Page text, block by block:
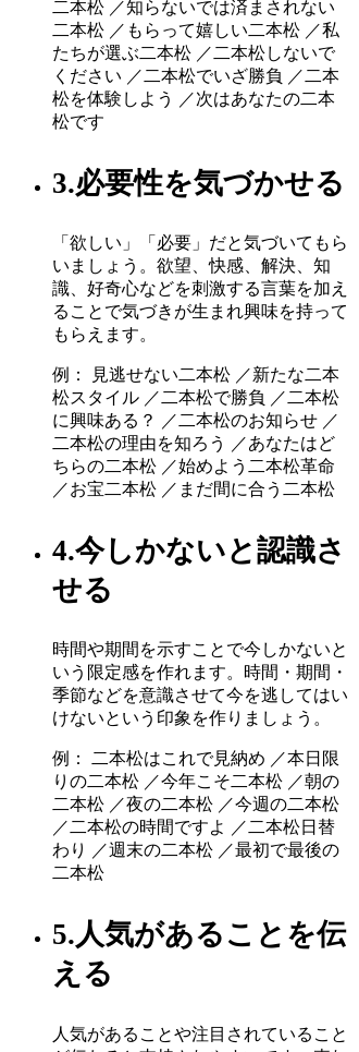
二本松 ／知らないでは済まされない
二本松 ／もらって嬉しい二本松 ／私
たちが選ぶ二本松 ／二本松しないで
ください ／二本松でいざ勝負 ／二本
松を体験しよう ／次はあなたの二本
松です
3.必要性を気づかせる
「欲しい」「必要」だと気づいてもら
いましょう。欲望、快感、解決、知
識、好奇心などを刺激する言葉を加え
ることで気づきが生まれ興味を持って
もらえます。
例： 見逃せない二本松 ／新たな二本
松スタイル ／二本松で勝負 ／二本松
に興味ある？ ／二本松のお知らせ ／
二本松の理由を知ろう ／あなたはど
ちらの二本松 ／始めよう二本松革命
／お宝二本松 ／まだ間に合う二本松
4.今しかないと認識さ
せる
時間や期間を示すことで今しかないと
いう限定感を作れます。時間・期間・
季節などを意識させて今を逃してはい
けないという印象を作りましょう。
例： 二本松はこれで見納め ／本日限
りの二本松 ／今年こそ二本松 ／朝の
二本松 ／夜の二本松 ／今週の二本松
／二本松の時間ですよ ／二本松日替
わり ／週末の二本松 ／最初で最後の
二本松
5.人気があることを伝
える
人気があることや注目されていること